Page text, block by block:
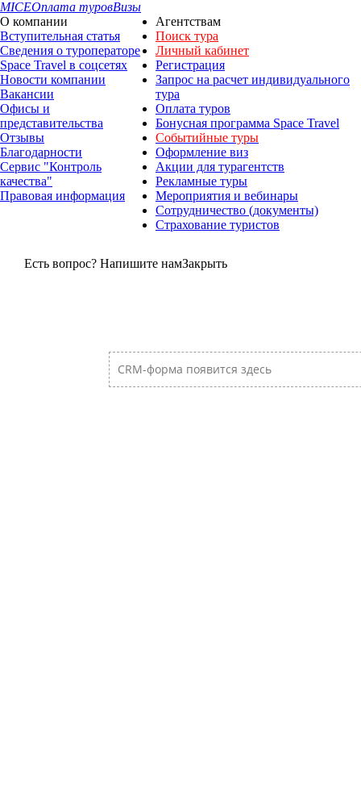
MICEОплата туровВизы
О компании
Вступительная статья
Сведения о туроператоре
Space Travel в соцсетях
Новости компании
Вакансии
Офисы и
представительства
Отзывы
Благодарности
Сервис "Контроль
качества"
Правовая информация
Агентствам
Поиск тура
Личный кабинет
Регистрация
Запрос на расчет индивидуального
тура
Оплата туров
Бонусная программа Space Travel
Событийные туры
Оформление виз
Акции для турагентств
Рекламные туры
Мероприятия и вебинары
Сотрудничество (документы)
Страхование туристов
Есть вопрос? Напишите намЗакрыть